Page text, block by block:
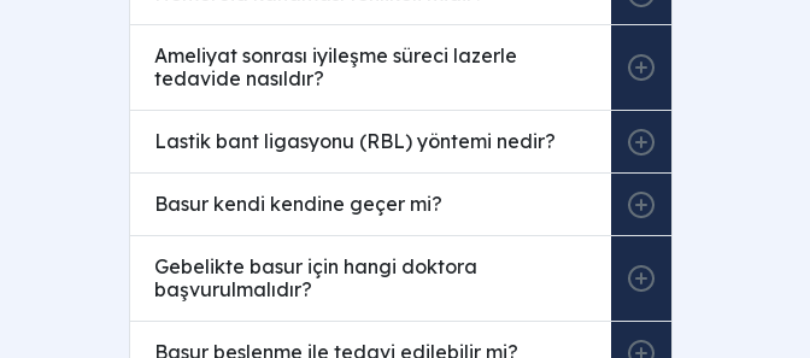
Ameliyat sonrası iyileşme süreci lazerle
tedavide nasıldır?
Lastik bant ligasyonu (RBL) yöntemi nedir?
Basur kendi kendine geçer mi?
Gebelikte basur için hangi doktora
başvurulmalıdır?
Basur beslenme ile tedavi edilebilir mi?